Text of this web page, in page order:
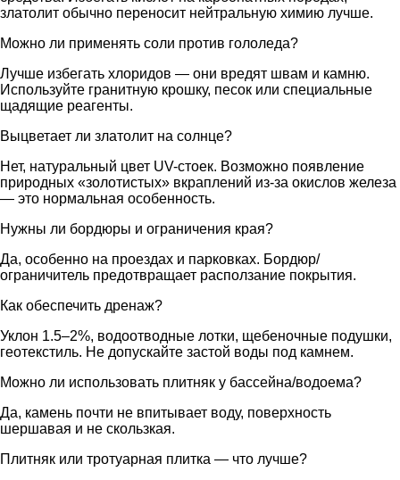
златолит обычно переносит нейтральную химию лучше.
Можно ли применять соли против гололеда?
Лучше избегать хлоридов — они вредят швам и камню.
Используйте гранитную крошку, песок или специальные
щадящие реагенты.
Выцветает ли златолит на солнце?
Нет, натуральный цвет UV-стоек. Возможно появление
природных «золотистых» вкраплений из-за окислов железа
— это нормальная особенность.
Нужны ли бордюры и ограничения края?
Да, особенно на проездах и парковках. Бордюр/
ограничитель предотвращает расползание покрытия.
Как обеспечить дренаж?
Уклон 1.5–2%, водоотводные лотки, щебеночные подушки,
геотекстиль. Не допускайте застой воды под камнем.
Можно ли использовать плитняк у бассейна/водоема?
Да, камень почти не впитывает воду, поверхность
шершавая и не скользкая.
Плитняк или тротуарная плитка — что лучше?